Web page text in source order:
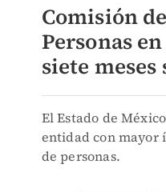
Comisión
Personas
siete
El Estado de
entidad con mayor
de personas.